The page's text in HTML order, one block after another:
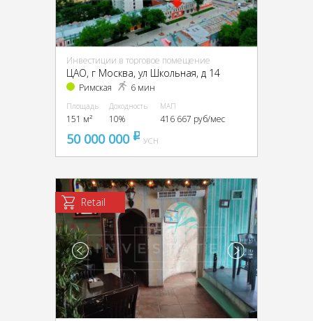
Инвестиции в торговое помещение
ЦАО, г Москва, ул Школьная, д 14
Римская 6 мин
Площадь
151 м²
Доходность
10%
МАП
416 667 руб/мес
50 000 000 pуб
УСН
Retail